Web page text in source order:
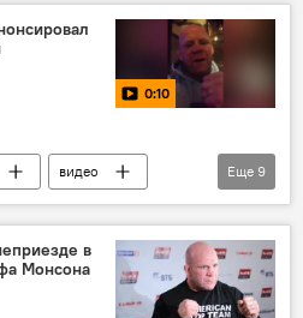
0:10
видео
Айбек Мусаев
приезд
JFC
Еще 9
в
Монсона